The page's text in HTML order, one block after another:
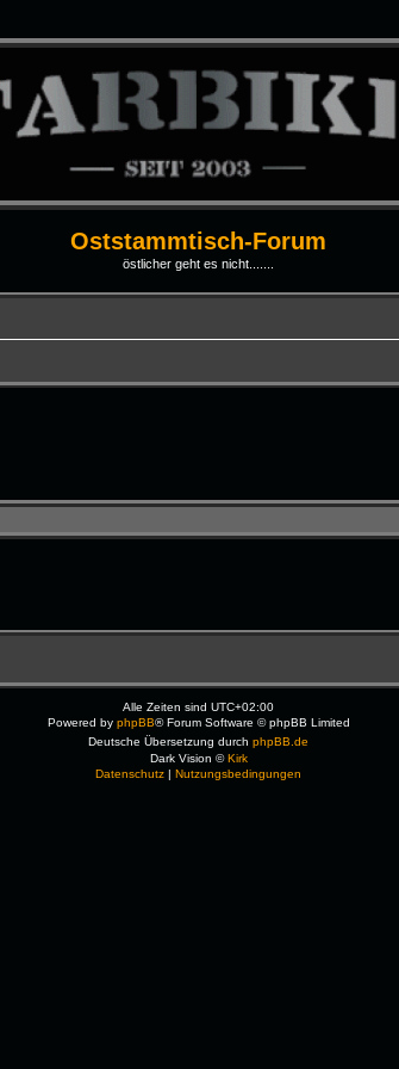
Oststammtisch-Forum
östlicher geht es nicht.......
Alle Zeiten sindUTC+02:00
Powered by phpBB® Forum Software © phpBB Limited
Deutsche Übersetzung durchphpBB.de
Dark Vision ©Kirk
Datenschutz |Nutzungsbedingungen